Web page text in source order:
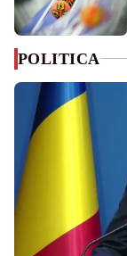
POLITICA